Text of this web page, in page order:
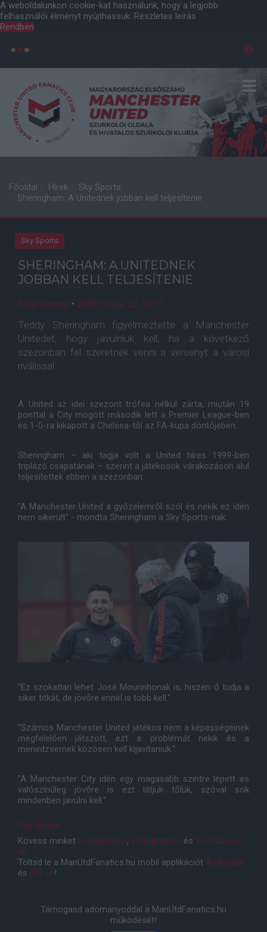
A weboldalunkon cookie-kat használunk, hogy a legjobb
felhasználói élményt nyújthassuk. Részletes leírás
Rendben
Főoldal Hírek
Sky Sports
Sheringham: A Unitednek jobban kell teljesítenie
Sky Sports
SHERINGHAM: A UNITEDNEK
JOBBAN KELL TELJESÍTENIE
Szép Gergely • 2018. május. 25. 12:13
Teddy Sheringham figyelmeztette a Manchester
Unitedet, hogy javulniuk kell, ha a következő
szezonban fel szeretnék venni a versenyt a városi
riválissal.
A United az idei szezont trófea nélkül zárta, miután 19
ponttal a City mögött második lett a Premier League-ben
és 1-0-ra kikapott a Chelsea-től az FA-kupa döntőjében.
Sheringham – aki tagja volt a United híres 1999-ben
triplázó csapatának – szerint a játékosok várakozáson alul
teljesítettek ebben a szezonban.
"A Manchester United a győzelemről szól és nekik ez idén
nem sikerült" - mondta Sheringham a Sky Sports-nak.
"Ez szokatlan lehet José Mourinhonak is, hiszen ő tudja a
siker titkát, de jövőre ennél is több kell."
"Számos Manchester United játékos nem a képességeinek
megfelelően játszott, ezt a problémát nekik és a
menedzsernek közösen kell kijavítaniuk."
"A Manchester City idén egy magasabb szintre lépett és
valószínűleg jövőre is ezt látjuk tőlük, szóval sok
mindenben javulni kell."
Sky Sports
Kövess minket Facebookon, Instagramon és YouTube-on
is!
Töltsd le a ManUtdFanatics.hu mobil applikációt Androidra
és iOS-re!
Támogasd adományoddal a ManUtdFanatics.hu
működését!